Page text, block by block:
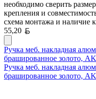
необходимо сверить
крепления и
схема монтажа и наличие
55,20
Ручка меб. накладная
брашированное золото,
Ручка меб. накладная
брашированное золото,